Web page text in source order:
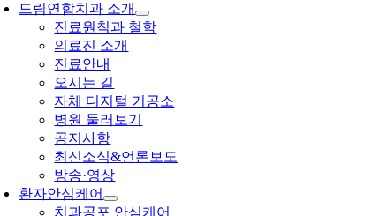
드림연합치과 소개
진료원칙과 철학
의료진 소개
진료안내
오시는 길
자체 디지털 기공소
병원 둘러보기
공지사항
최신소식&언론보도
방송·영상
환자안심케어
치과공포 안심케어